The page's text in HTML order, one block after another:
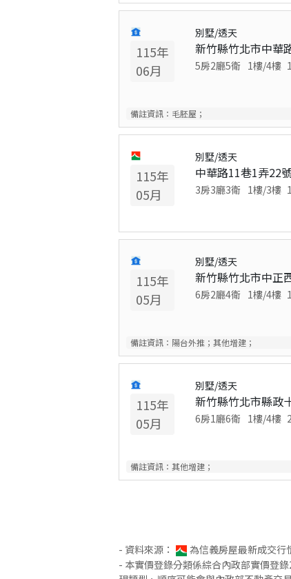
115年
06月
別墅/透天
新竹縣竹北市中華
5房2廳5衛 1樓/4樓
備註資訊： 毛胚屋；
115年
05月
別墅/透天
中華路11巷1弄22
3房3廳3衛 1樓/3樓
115年
05月
別墅/透天
新竹縣竹北市中正
6房2廳4衛 1樓/4樓
備註資訊： 陽台外推；其他增建；
115年
05月
別墅/透天
新竹縣竹北市縣政
6房1廳6衛 1樓/4樓
備註資訊： 其他增建；
- 資料來源： 為信義房屋最新成交行
- 本實價登錄分類係綜合內政部實價登